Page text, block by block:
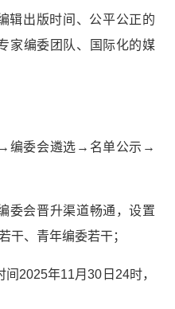
辑出版时间、公平公正的
家编委团队、国际化的媒
编委会遴选→名单公示→
委会晋升渠道畅通，设置
干、青年编委若干；
间 2025年11月30 日 24时，